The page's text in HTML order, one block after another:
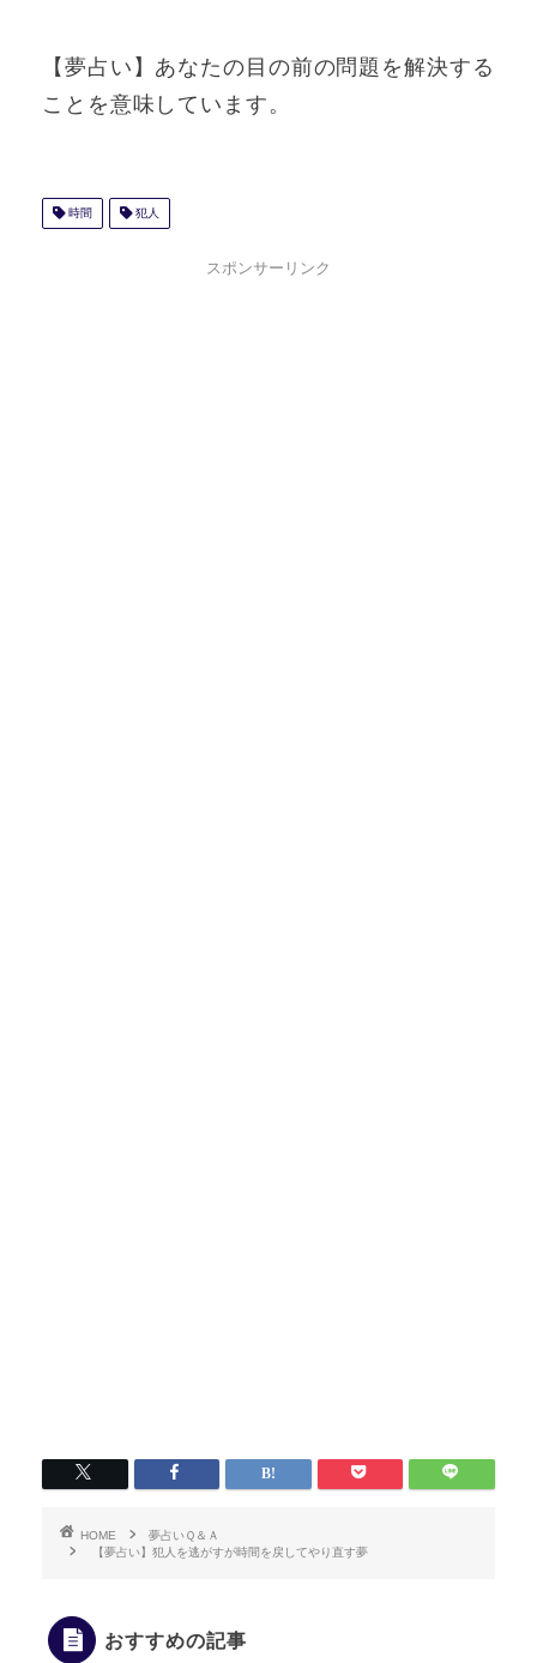
【夢占い】あなたの目の前の問題を解決する
ことを意味しています。
時間 犯人
スポンサーリンク
HOME
夢占いＱ＆Ａ
【夢占い】犯人を逃がすが時間を戻してやり直す夢
おすすめの記事